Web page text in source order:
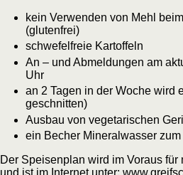
kein Verwenden von Mehl
(glutenfrei)
schwefelfreie Kartoffeln
An – und Abmeldungen am
Uhr
an 2 Tagen in der Woche wird
geschnitten)
Ausbau von vegetarischen
ein Becher Mineralwasser
Der Speisenplan wird im Voraus